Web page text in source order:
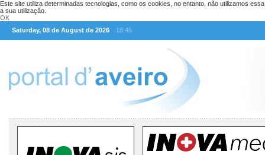
Este site utiliza determinadas tecnologias, como os cookies, no entanto, não utilizamos
a sua utilização.
OK
Saturday, 08 de August de 2026
18:45